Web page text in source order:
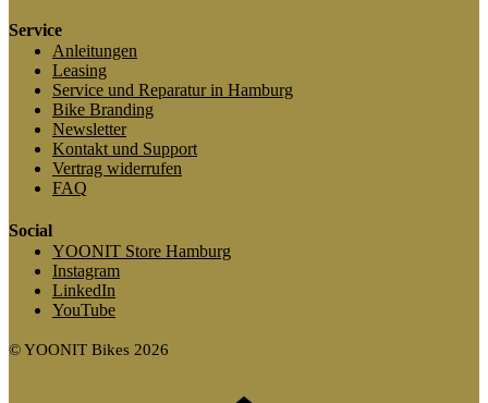
Service
Anleitungen
Leasing
Service und Reparatur in Hamburg
Bike Branding
Newsletter
Kontakt und Support
Vertrag widerrufen
FAQ
Social
YOONIT Store Hamburg
Instagram
LinkedIn
YouTube
© YOONIT Bikes 2026